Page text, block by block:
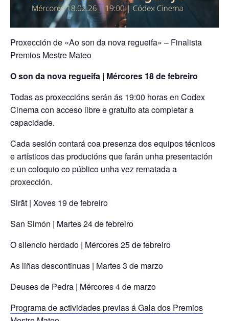
Proxección de «Ao son da nova regueifa» – Finalista
Premios Mestre Mateo
O son da nova regueifa | Mércores 18 de febreiro
Todas as proxeccións serán ás 19:00 horas en Codex
Cinema con acceso libre e gratuíto ata completar a
capacidade.
Cada sesión contará coa presenza dos equipos técnicos
e artísticos das producións que farán unha presentación
e un coloquio co público unha vez rematada a
proxección.
Sirāt | Xoves 19 de febreiro
San Simón | Martes 24 de febreiro
O silencio herdado | Mércores 25 de febreiro
As liñas descontinuas | Martes 3 de marzo
Deuses de Pedra | Mércores 4 de marzo
Programa de actividades previas á Gala dos Premios